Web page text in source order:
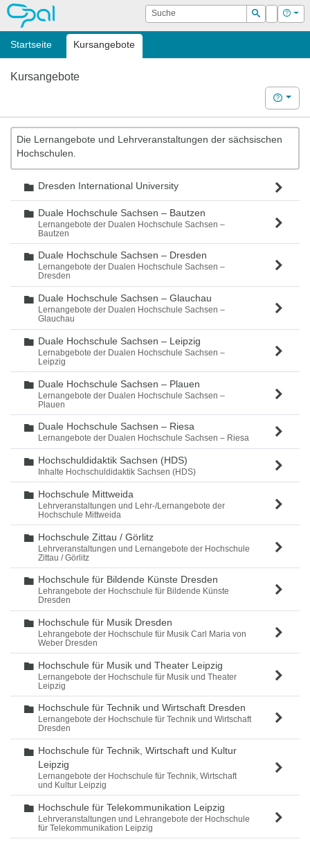
OPAL Suche
Suchen
Login Hilfe
Startseite Kursangebote
Kursangebote
Hilfe
Die Lernangebote und Lehrveranstaltungen der sächsischen
Hochschulen.
Ordner
Dresden International University
Ordner
Duale Hochschule Sachsen – Bautzen
Lernangebote der Dualen Hochschule Sachsen –
Bautzen
Ordner
Duale Hochschule Sachsen – Dresden
Lernangebote der Dualen Hochschule Sachsen –
Dresden
Ordner
Duale Hochschule Sachsen – Glauchau
Lernangebote der Dualen Hochschule Sachsen –
Glauchau
Ordner
Duale Hochschule Sachsen – Leipzig
Lernabgebote der Dualen Hochschule Sachsen –
Leipzig
Ordner
Duale Hochschule Sachsen – Plauen
Lernangebote der Dualen Hochschule Sachsen –
Plauen
Ordner
Duale Hochschule Sachsen – Riesa
Lernangebote der Dualen Hochschule Sachsen – Riesa
Ordner
Hochschuldidaktik Sachsen (HDS)
Inhalte Hochschuldidaktik Sachsen (HDS)
Ordner
Hochschule Mittweida
Lehrveranstaltungen und Lehr-/Lernangebote der
Hochschule Mittweida
Ordner
Hochschule Zittau / Görlitz
Lehrveranstaltungen und Lernangebote der Hochschule
Zittau / Görlitz
Ordner
Hochschule für Bildende Künste Dresden
Lehrangebote der Hochschule für Bildende Künste
Dresden
Ordner
Hochschule für Musik Dresden
Lehrangebote der Hochschule für Musik Carl Maria von
Weber Dresden
Ordner
Hochschule für Musik und Theater Leipzig
Lernangebote der Hochschule für Musik und Theater
Leipzig
Ordner
Hochschule für Technik und Wirtschaft Dresden
Lernangebote der Hochschule für Technik und Wirtschaft
Dresden
Ordner
Hochschule für Technik, Wirtschaft und Kultur
Leipzig
Lernangebote der Hochschule für Technik, Wirtschaft
und Kultur Leipzig
Ordner
Hochschule für Telekommunikation Leipzig
Lehrveranstaltungen und Lehrangebote der Hochschule
für Telekommunikation Leipzig